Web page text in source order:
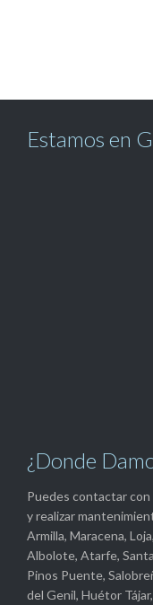
Estamos en
¿Donde
Puedes contactar
y realizar
Armilla, Maracena,
Albolote, Atarfe,
Pinos Puente,
del Genil, Huétor